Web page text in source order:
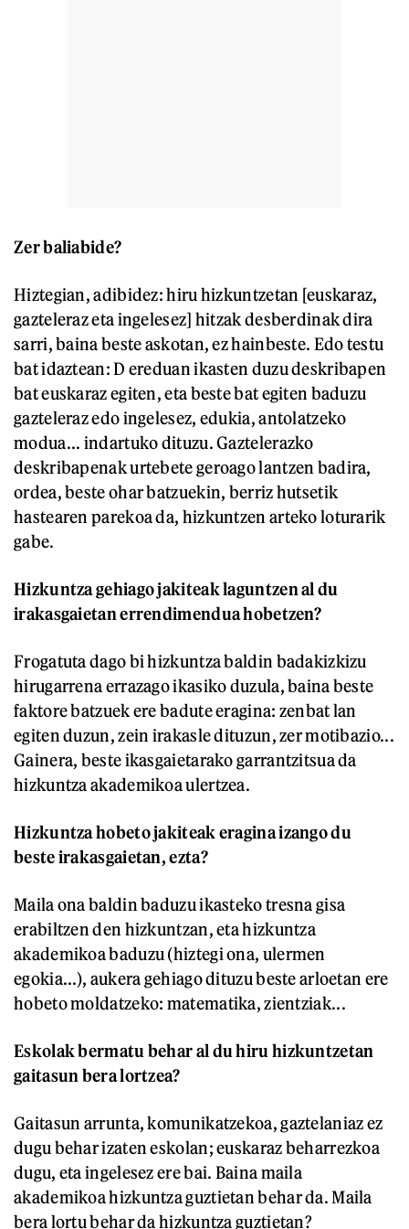
Zer baliabide?
Hiztegian, adibidez: hiru hizkuntzetan [euskaraz,
gazteleraz eta ingelesez] hitzak desberdinak dira
sarri, baina beste askotan, ez hainbeste. Edo testu
bat idaztean: D ereduan ikasten duzu deskribapen
bat euskaraz egiten, eta beste bat egiten baduzu
gazteleraz edo ingelesez, edukia, antolatzeko
modua... indartuko dituzu. Gaztelerazko
deskribapenak urtebete geroago lantzen badira,
ordea, beste ohar batzuekin, berriz hutsetik
hastearen parekoa da, hizkuntzen arteko loturarik
gabe.
Hizkuntza gehiago jakiteak laguntzen al du
irakasgaietan errendimendua hobetzen?
Frogatuta dago bi hizkuntza baldin badakizkizu
hirugarrena errazago ikasiko duzula, baina beste
faktore batzuek ere badute eragina: zenbat lan
egiten duzun, zein irakasle dituzun, zer motibazio...
Gainera, beste ikasgaietarako garrantzitsua da
hizkuntza akademikoa ulertzea.
Hizkuntza hobeto jakiteak eragina izango du
beste irakasgaietan, ezta?
Maila ona baldin baduzu ikasteko tresna gisa
erabiltzen den hizkuntzan, eta hizkuntza
akademikoa baduzu (hiztegi ona, ulermen
egokia...), aukera gehiago dituzu beste arloetan ere
hobeto moldatzeko: matematika, zientziak...
Eskolak bermatu behar al du hiru hizkuntzetan
gaitasun bera lortzea?
Gaitasun arrunta, komunikatzekoa, gaztelaniaz ez
dugu behar izaten eskolan; euskaraz beharrezkoa
dugu, eta ingelesez ere bai. Baina maila
akademikoa hizkuntza guztietan behar da. Maila
bera lortu behar da hizkuntza guztietan?